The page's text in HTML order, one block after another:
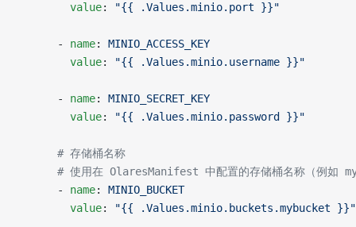
        value
: "{{ .Values.minio.port }}"
      -
name: MINIO_ACCESS_KEY
        value
: "{{ .Values.minio.username }}"
      -
name: MINIO_SECRET_KEY
        value
: "{{ .Values.minio.password }}"
      # 存储桶名称
# 使用在 OlaresManifest 中配置的存储桶名称（例如
      -
name: MINIO_BUCKET
        value
: "{{ .Values.minio.buckets.mybucket }}"